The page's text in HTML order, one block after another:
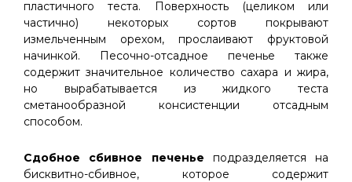
пластичного теста. Поверхность (целиком или
частично) некоторых сортов покрывают
измельченным орехом, прослаивают фруктовой
начинкой. Песочно-отсадное печенье также
содержит значительное количество сахара и жира,
но вырабатывается из жидкого теста
сметанообразной консистенции отсадным
способом.
Сдобное сбивное печенье подразделяется на
бисквитно-сбивное, которое содержит